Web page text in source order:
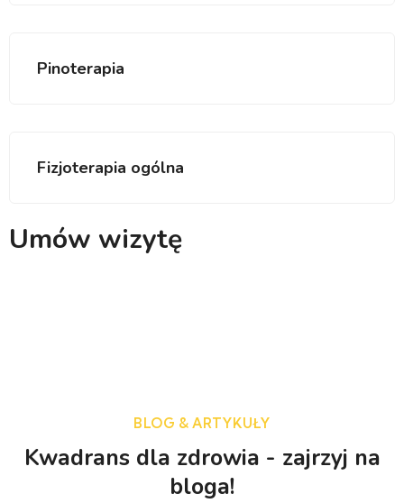
Pinoterapia
Fizjoterapia ogólna
Umów wizytę
BLOG & ARTYKUŁY
Kwadrans dla zdrowia - zajrzyj na
bloga!